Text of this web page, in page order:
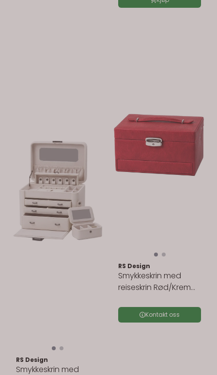
RS Design
Smykkeskrin med
RS Design
Smykkeskrin med
reiseskrin Rød/Krem
Kontakt oss